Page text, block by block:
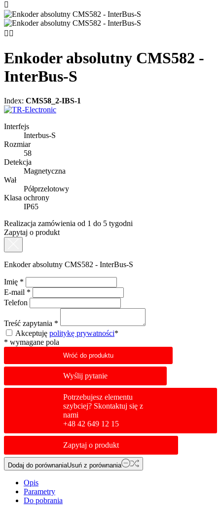

 
Enkoder absolutny CMS582 -
InterBus-S
Index: CMS58_2-IBS-1
Interfejs
Interbus-S
Rozmiar
58
Detekcja
Magnetyczna
Wał
Półprzelotowy
Klasa ochrony
IP65
Realizacja zamówienia od 1 do 5 tygodni
Zapytaj o produkt
Enkoder absolutny CMS582 - InterBus-S
Imię *
E-mail *
Telefon
Treść zapytania *
Akceptuję politykę prywatności*
* wymagane pola
Wróć do produktu
Wyślij pytanie
Potrzebujesz elementu
szybciej? Skontaktuj się z
nami
+48 42 649 12 15
Zapytaj o produkt
Dodaj do porównaniaUsuń z porównania
Opis
Parametry
Do pobrania